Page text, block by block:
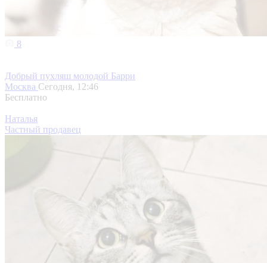
8
Добрый пухляш молодой Барри
Москва Сегодня, 12:46
Бесплатно
Наталья
Частный продавец